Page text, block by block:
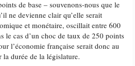
de base – souvenons-nous que le
ne devienne clair qu’elle serait
et monétaire, oscillait entre 600
le cas d’un choc de taux de 250 points
l’économie française serait donc au
durée de la législature.